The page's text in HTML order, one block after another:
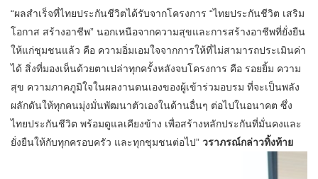
“ผลสำเร็จที่ไทยประกันชีวิตได้รับจากโครงการ “ไทยประกันชีวิต เสริม
โอกาส สร้างอาชีพ” นอกเหนือจากความสุขและการสร้างอาชีพที่ยั่งยืน
ให้แก่ชุมชนแล้ว คือ ความอิ่มเอมใจจากการให้ที่ไม่สามารถประเมินค่า
ได้ สิ่งที่มองเห็นด้วยตาเปล่าทุกครั้งหลังจบโครงการ คือ รอยยิ้ม ความ
สุข ความภาคภูมิใจในผลงานตนเองของผู้เข้าร่วมอบรม ที่จะเป็นพลัง
ผลักดันให้ทุกคนมุ่งมั่นพัฒนาตัวเองในด้านอื่นๆ ต่อไปในอนาคต ซึ่ง
ไทยประกันชีวิต พร้อมดูแลเคียงข้าง เพื่อสร้างหลักประกันที่มั่นคงและ
ยั่งยืนให้กับทุกครอบครัว และทุกชุมชนต่อไป” วราภรณ์กล่าวทิ้งท้าย